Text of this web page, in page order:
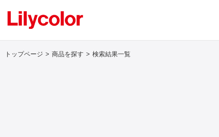
トップページ 商品を探す 検索結果一覧